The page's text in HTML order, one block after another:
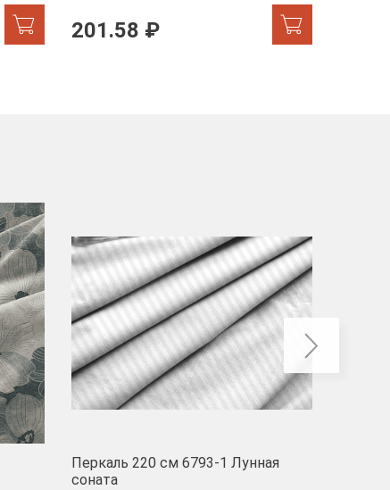
201.58 ₽
Перкаль 220 см 6793-1 Лунная
соната